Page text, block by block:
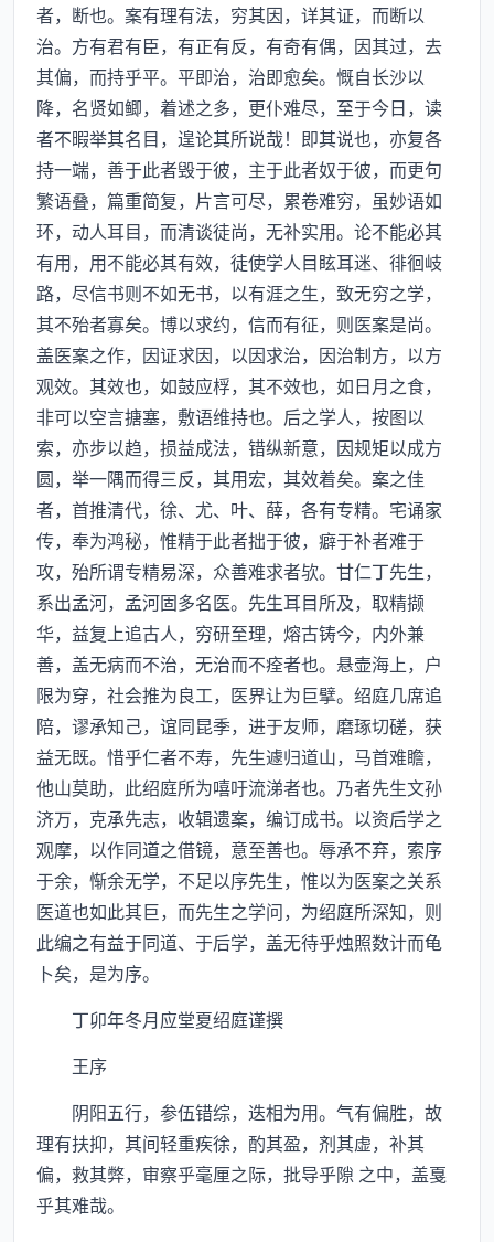
者，断也。案有理有法，穷其因，详其证，而断以
治。方有君有臣，有正有反，有奇有偶，因其过，去
其偏，而持乎平。平即治，治即愈矣。慨自长沙以
降，名贤如鲫，着述之多，更仆难尽，至于今日，读
者不暇举其名目，遑论其所说哉！即其说也，亦复各
持一端，善于此者毁于彼，主于此者奴于彼，而更句
繁语叠，篇重简复，片言可尽，累卷难穷，虽妙语如
环，动人耳目，而清谈徒尚，无补实用。论不能必其
有用，用不能必其有效，徒使学人目眩耳迷、徘徊岐
路，尽信书则不如无书，以有涯之生，致无穷之学，
其不殆者寡矣。博以求约，信而有征，则医案是尚。
盖医案之作，因证求因，以因求治，因治制方，以方
观效。其效也，如鼓应桴，其不效也，如日月之食，
非可以空言搪塞，敷语维持也。后之学人，按图以
索，亦步以趋，损益成法，错纵新意，因规矩以成方
圆，举一隅而得三反，其用宏，其效着矣。案之佳
者，首推清代，徐、尤、叶、薛，各有专精。宅诵家
传，奉为鸿秘，惟精于此者拙于彼，癖于补者难于
攻，殆所谓专精易深，众善难求者欤。甘仁丁先生，
系出孟河，孟河固多名医。先生耳目所及，取精撷
华，益复上追古人，穷研至理，熔古铸今，内外兼
善，盖无病而不治，无治而不痊者也。悬壶海上，户
限为穿，社会推为良工，医界让为巨擘。绍庭几席追
陪，谬承知己，谊同昆季，进于友师，磨琢切磋，获
益无既。惜乎仁者不寿，先生遽归道山，马首难瞻，
他山莫助，此绍庭所为嘻吁流涕者也。乃者先生文孙
济万，克承先志，收辑遗案，编订成书。以资后学之
观摩，以作同道之借镜，意至善也。辱承不弃，索序
于余，惭余无学，不足以序先生，惟以为医案之关系
医道也如此其巨，而先生之学问，为绍庭所深知，则
此编之有益于同道、于后学，盖无待乎烛照数计而龟
卜矣，是为序。
丁卯年冬月应堂夏绍庭谨撰
王序
阴阳五行，参伍错综，迭相为用。气有偏胜，故
理有扶抑，其间轻重疾徐，酌其盈，剂其虚，补其
偏，救其弊，审察乎毫厘之际，批导乎隙 之中，盖戛
乎其难哉。